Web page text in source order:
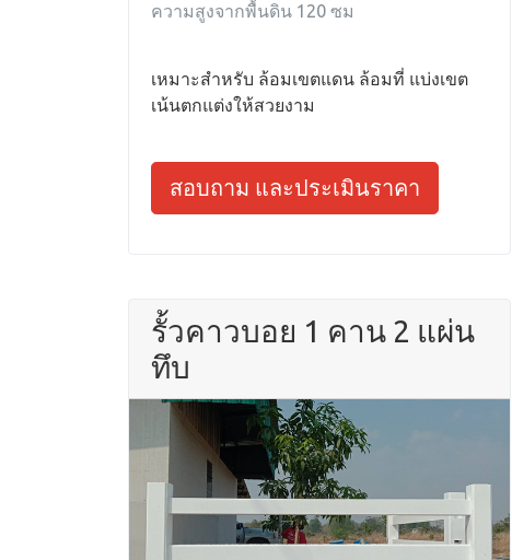
ความสูงจากพื้นดิน 120 ซม
เหมาะสำหรับ ล้อมเขตแดน ล้อมที่ แบ่งเขต
เน้นตกแต่งให้สวยงาม
สอบถาม และประเมินราคา
รั้วคาวบอย 1 คาน 2 แผ่น
ทึบ